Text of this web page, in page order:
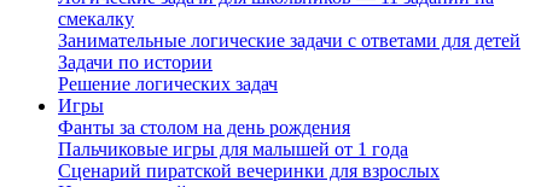
смекалку
Занимательные логические задачи с ответами для детей
Задачи по истории
Решение логических задач
Игры
Фанты за столом на день рождения
Пальчиковые игры для малышей от 1 года
Сценарий пиратской вечеринки для взрослых